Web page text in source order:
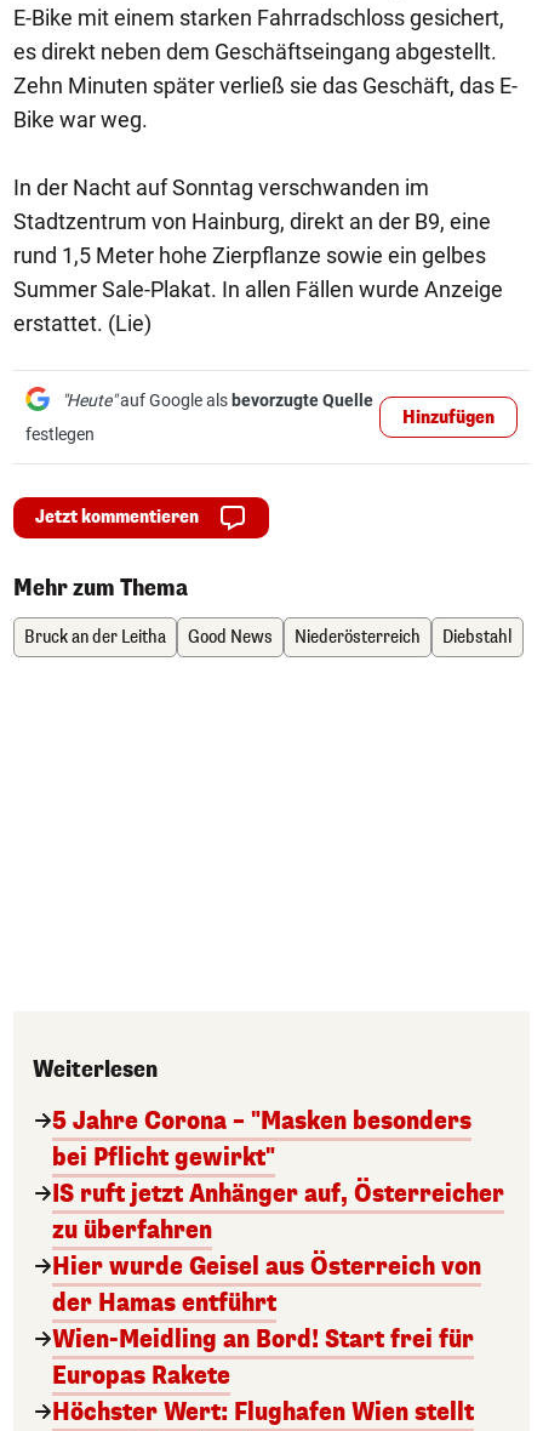
E-Bike mit einem starken Fahrradschloss gesichert,
es direkt neben dem Geschäftseingang abgestellt.
Zehn Minuten später verließ sie das Geschäft, das E-
Bike war weg.
In der Nacht auf Sonntag verschwanden im
Stadtzentrum von Hainburg, direkt an der B9, eine
rund 1,5 Meter hohe Zierpflanze sowie ein gelbes
Summer Sale-Plakat. In allen Fällen wurde Anzeige
erstattet. (Lie)
"Heute"auf Google als bevorzugte Quelle
festlegen
Hinzufügen
Jetzt kommentieren
Mehr zum Thema
Bruck an der Leitha Good News Niederösterreich Diebstahl
Weiterlesen
5 Jahre Corona – "Masken besonders
bei Pflicht gewirkt"
IS ruft jetzt Anhänger auf, Österreicher
zu überfahren
Hier wurde Geisel aus Österreich von
der Hamas entführt
Wien-Meidling an Bord! Start frei für
Europas Rakete
Höchster Wert: Flughafen Wien stellt